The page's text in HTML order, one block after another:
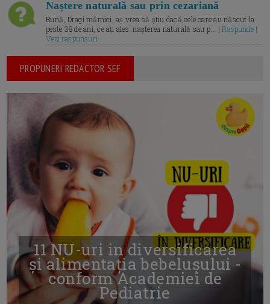
Naștere naturală sau prin cezariană
Bună, Dragi mămici, aș vrea să știu dacă cele care au născut la
peste 38 de ani, ce ați ales: nașterea naturală sau p... |Raspunde |
Vezi raspunsuri
PROPUNERI REDACTOR SEF
11 NU-uri in diversificarea
și alimentația bebelușului -
conform Academiei de
Pediatrie